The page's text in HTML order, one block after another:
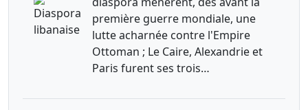
première guerre mondiale, une
lutte acharnée contre l'Empire
Ottoman ; Le Caire, Alexandrie et
Paris furent ses trois…